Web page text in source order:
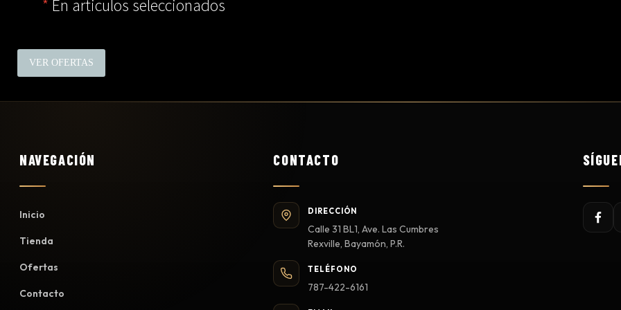
* En articulos seleccionados
VER OFERTAS
NAVEGACIÓN
Inicio
Tienda
Ofertas
Contacto
CONTACTO
DIRECCIÓN
Calle 31 BL1, Ave. Las Cumbres
Rexville, Bayamón, P.R.
TELÉFONO
787-422-6161